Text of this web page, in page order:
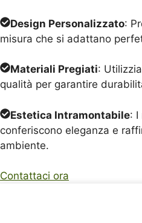
Design Personalizzato:
misura che si adattano
Materiali Pregiati:
qualità per garantire
Estetica Intramontabile: I
conferiscono eleganza e
ambiente.
Contattaci ora